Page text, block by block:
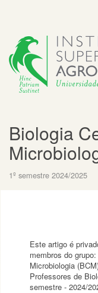
Biologia
1º semestre 2024/2025
Este artigo é
membros do
Microbiologia
Professores de
semestre - 2024/